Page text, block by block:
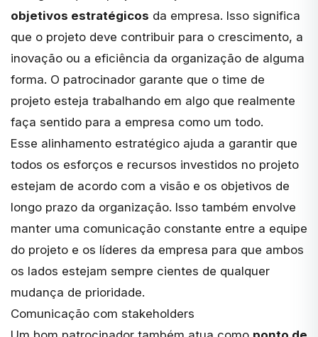
objetivos estratégicos da empresa. Isso significa
que o projeto deve contribuir para o crescimento, a
inovação ou a eficiência da organização de alguma
forma. O patrocinador garante que o time de
projeto esteja trabalhando em algo que realmente
faça sentido para a empresa como um todo.
Esse alinhamento estratégico ajuda a garantir que
todos os esforços e recursos investidos no projeto
estejam de acordo com a visão e os objetivos de
longo prazo da organização. Isso também envolve
manter uma comunicação constante entre a equipe
do projeto e os líderes da empresa para que ambos
os lados estejam sempre cientes de qualquer
mudança de prioridade.
Comunicação com stakeholders